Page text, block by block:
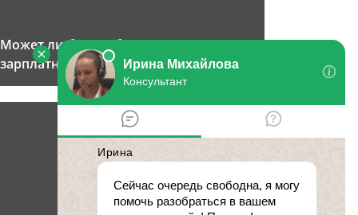
Может ли банк заблокировать
зарплатную карту